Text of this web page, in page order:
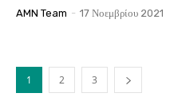
AMN Team - 17 Νοεμβρίου 2021
1 2 3